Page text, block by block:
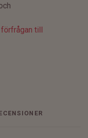
förfrågan till